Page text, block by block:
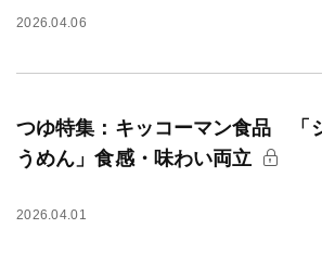
2026.04.06
つゆ特集：キッコーマン食品 「
うめん」食感・味わい両立
2026.04.01